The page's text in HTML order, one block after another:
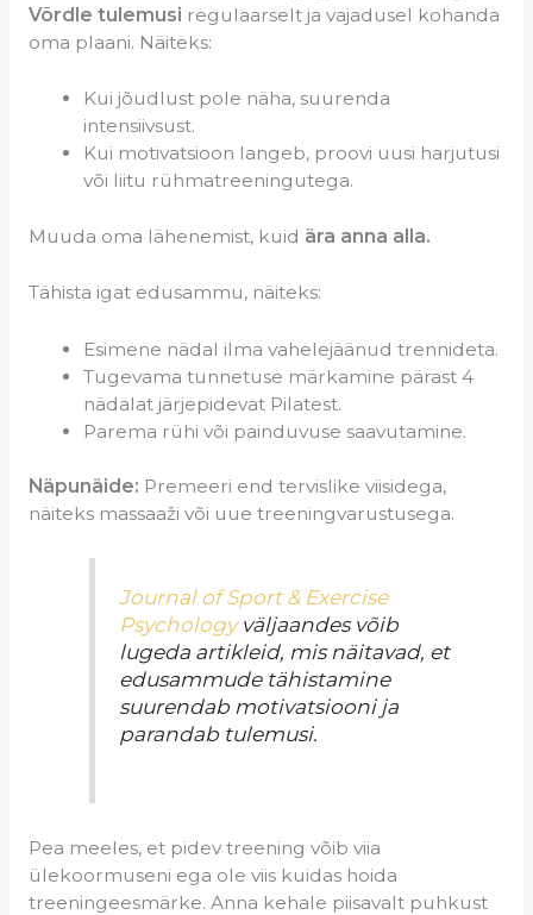
Võrdle tulemusi regulaarselt ja vajadusel kohanda
oma plaani. Näiteks:
Kui jõudlust pole näha, suurenda
intensiivsust.
Kui motivatsioon langeb, proovi uusi harjutusi
või liitu rühmatreeningutega.
Muuda oma lähenemist, kuid ära anna alla.
Tähista igat edusammu, näiteks:
Esimene nädal ilma vahelejäänud trennideta.
Tugevama tunnetuse märkamine pärast 4
nädalat järjepidevat Pilatest.
Parema rühi või painduvuse saavutamine.
Näpunäide: Premeeri end tervislike viisidega,
näiteks massaaži või uue treeningvarustusega.
Journal of Sport & Exercise
Psychologyväljaandes võib
lugeda artikleid, mis näitavad, et
edusammude tähistamine
suurendab motivatsiooni ja
parandab tulemusi.
Pea meeles, et pidev treening võib viia
ülekoormuseni ega ole viis kuidas hoida
treeningeesmärke. Anna kehale piisavalt puhkust